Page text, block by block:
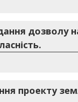
дозволу
проекту